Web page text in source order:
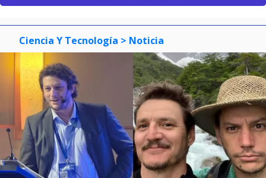
Ciencia Y Tecnología > Noticia